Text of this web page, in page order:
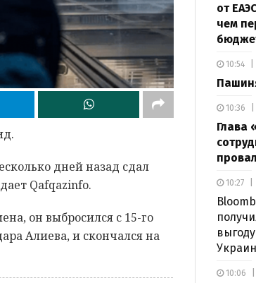
дней назад сдал
Qafqazinfo.
он выбросился с 15-го
Алиева, и скончался на
от
чем
10:54
Глава
10:36
10:27
10:06